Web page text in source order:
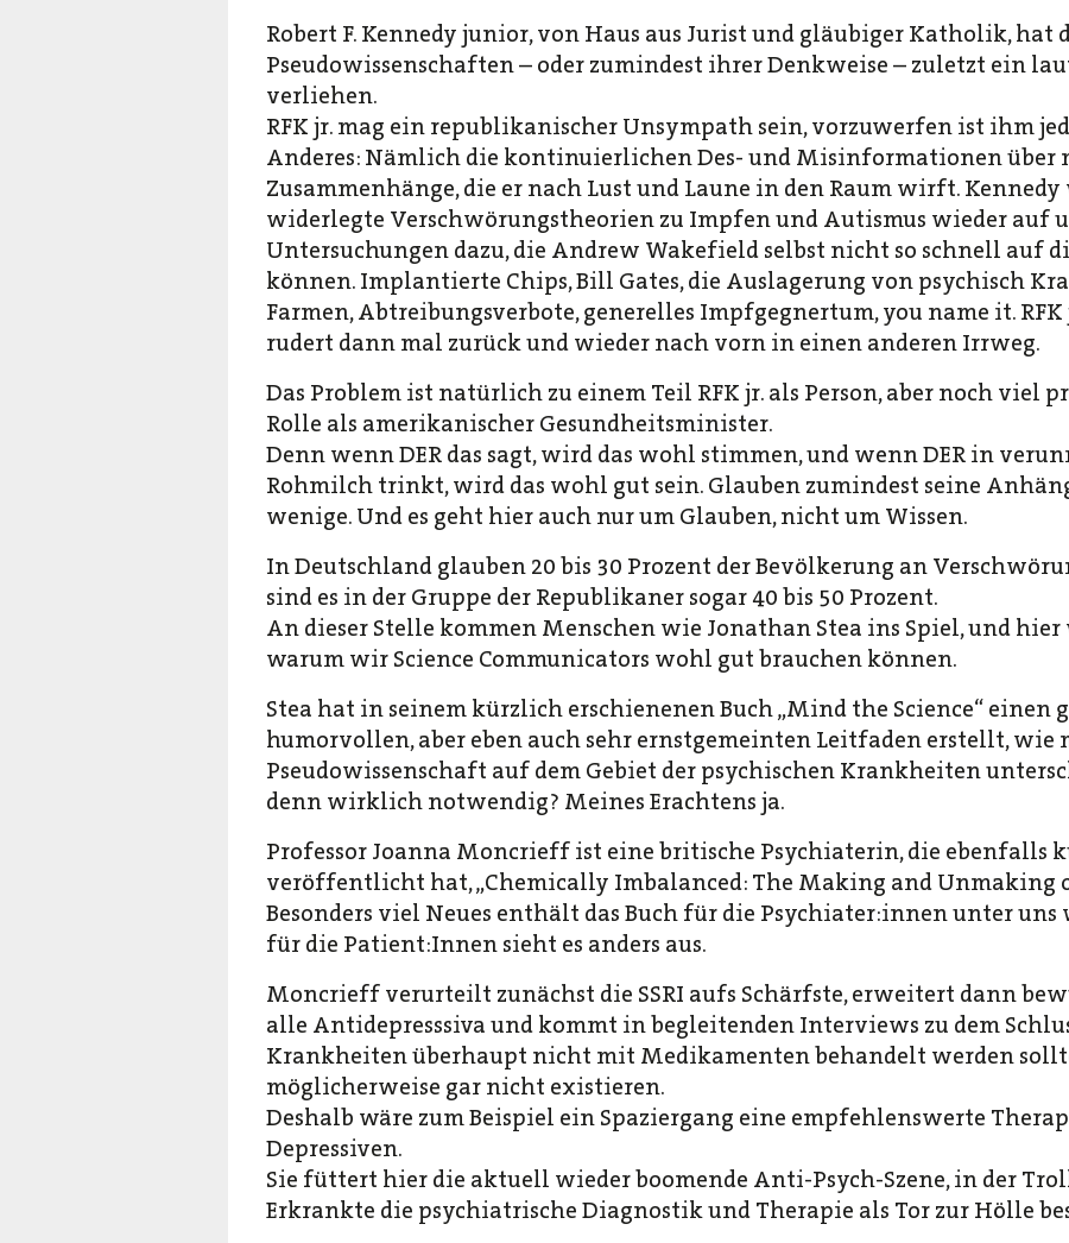
Robert F. Kennedy junior, von Haus aus Jurist und gläubiger Katholik, hat
Pseudowissenschaften – oder zumindest ihrer Denkweise – zuletzt ein
verliehen.
RFK jr. mag ein republikanischer Unsympath sein, vorzuwerfen ist ihm
Anderes: Nämlich die kontinuierlichen Des- und Misinformationen über
Zusammenhänge, die er nach Lust und Laune in den Raum wirft.
widerlegte Verschwörungstheorien zu Impfen und Autismus wieder auf
Untersuchungen dazu, die Andrew Wakefield selbst nicht so schnell auf
können. Implantierte Chips, Bill Gates, die Auslagerung von psychisch
Farmen, Abtreibungsverbote, generelles Impfgegnertum, you name it.
rudert dann mal zurück und wieder nach vorn in einen anderen Irrweg.
Das Problem ist natürlich zu einem Teil RFK jr. als Person, aber noch viel
Rolle als amerikanischer Gesundheitsminister.
Denn wenn DER das sagt, wird das wohl stimmen, und wenn DER in
Rohmilch trinkt, wird das wohl gut sein. Glauben zumindest seine
wenige. Und es geht hier auch nur um Glauben, nicht um Wissen.
In Deutschland glauben 20 bis 30 Prozent der Bevölkerung an
sind es in der Gruppe der Republikaner sogar 40 bis 50 Prozent.
An dieser Stelle kommen Menschen wie Jonathan Stea ins Spiel, und
warum wir Science Communicators wohl gut brauchen können.
Stea hat in seinem kürzlich erschienenen Buch „Mind the Science“ einen
humorvollen, aber eben auch sehr ernstgemeinten Leitfaden erstellt, wie
Pseudowissenschaft auf dem Gebiet der psychischen Krankheiten
denn wirklich notwendig? Meines Erachtens ja.
Professor Joanna Moncrieff ist eine britische Psychiaterin, die ebenfalls
veröffentlicht hat, „Chemically Imbalanced: The Making and Unmaking
Besonders viel Neues enthält das Buch für die Psychiater:innen unter
für die Patient:Innen sieht es anders aus.
Moncrieff verurteilt zunächst die SSRI aufs Schärfste, erweitert dann
alle Antidepresssiva und kommt in begleitenden Interviews zu dem
Krankheiten überhaupt nicht mit Medikamenten behandelt werden
möglicherweise gar nicht existieren.
Deshalb wäre zum Beispiel ein Spaziergang eine empfehlenswerte
Depressiven.
Sie füttert hier die aktuell wieder boomende Anti-Psych-Szene, in der
Erkrankte die psychiatrische Diagnostik und Therapie als Tor zur Hölle